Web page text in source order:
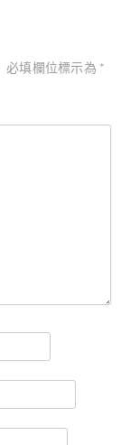
必填欄位標示為 *